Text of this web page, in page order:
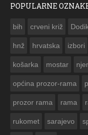
POPULARNE
bih crveni križ
hnž hrvatska izbori
košarka mostar
općina prozor-rama
prozor rama rama
rukomet sarajevo